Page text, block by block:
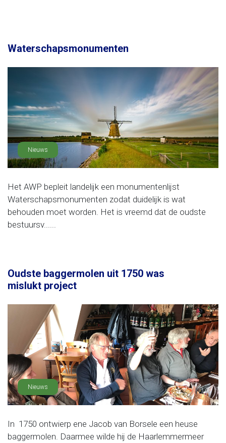
Waterschapsmonumenten
Nieuws
Het AWP bepleit landelijk een monumentenlijst
Waterschapsmonumenten zodat duidelijk is wat
behouden moet worden. Het is vreemd dat de oudste
bestuursv......
Oudste baggermolen uit 1750 was
mislukt project
Nieuws
In 1750 ontwierp ene Jacob van Borsele een heuse
baggermolen. Daarmee wilde hij de Haarlemmermeer